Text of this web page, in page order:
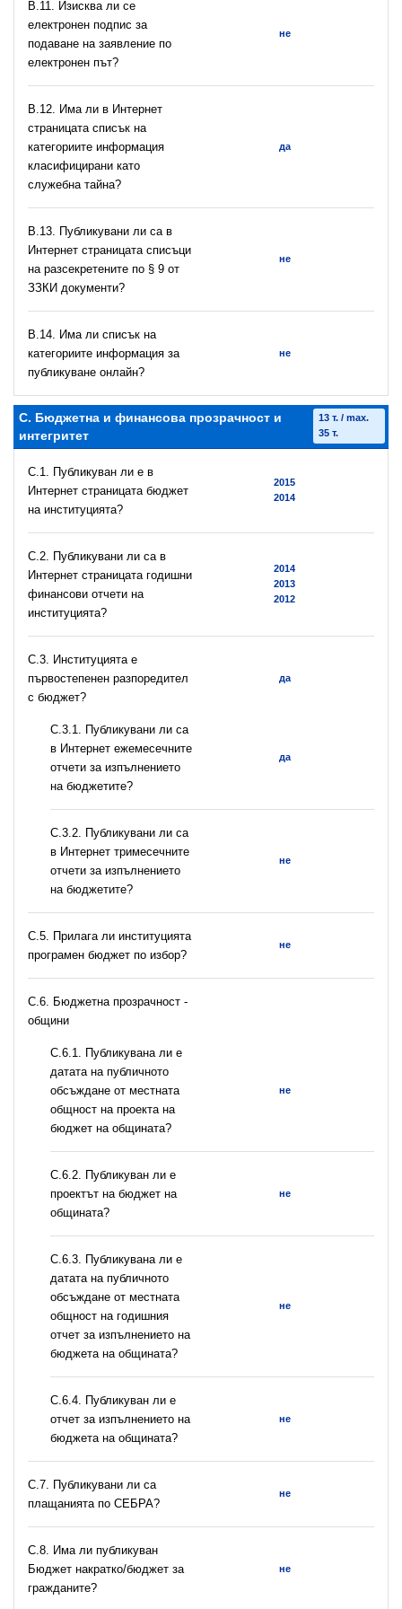
В.11. Изисква ли се
електронен подпис за
подаване на заявление по
електронен път?
не
В.12. Има ли в Интернет
страницата списък на
категориите информация
класифицирани като
служебна тайна?
да
В.13. Публикувани ли са в
Интернет страницата списъци
на разсекретените по § 9 от
ЗЗКИ документи?
не
В.14. Има ли списък на
категориите информация за
публикуване онлайн?
не
C. Бюджетна и финансова прозрачност и
интегритет
13 т. / max.
35 т.
C.1. Публикуван ли е в
Интернет страницата бюджет
на институцията?
2015
2014
C.2. Публикувани ли са в
Интернет страницата годишни
финансови отчети на
институцията?
2014
2013
2012
C.3. Институцията е
първостепенен разпоредител
с бюджет?
да
С.3.1. Публикувани ли са
в Интернет ежемесечните
отчети за изпълнението
на бюджетите?
да
С.3.2. Публикувани ли са
в Интернет тримесечните
отчети за изпълнението
на бюджетите?
не
С.5. Прилага ли институцията
програмен бюджет по избор?
не
C.6. Бюджетна прозрачност -
общини
С.6.1. Публикувана ли е
датата на публичното
обсъждане от местната
общност на проекта на
бюджет на общината?
не
С.6.2. Публикуван ли е
проектът на бюджет на
общината?
не
С.6.3. Публикувана ли е
датата на публичното
обсъждане от местната
общност на годишния
отчет за изпълнението на
бюджета на общината?
не
С.6.4. Публикуван ли е
отчет за изпълнението на
бюджета на общината?
не
С.7. Публикувани ли са
плащанията по СЕБРА?
не
С.8. Има ли публикуван
Бюджет накратко/бюджет за
гражданите?
не